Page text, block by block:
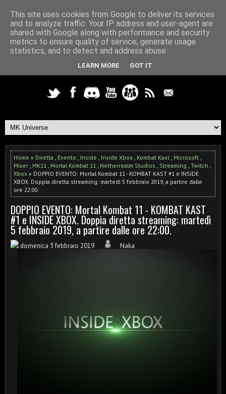
Home » Diretta , Evento , Inside , Inside Xbox , Kombat Kast , Microsoft ,
Mixer , MK11 , Mortal Kombat 11 , Netherrealm Studios , Streaming , Twitch ,
Xbox » DOPPIO EVENTO: Mortal Kombat 11 - KOMBAT KAST #1 e INSIDE
XBOX. Doppia diretta streaming: martedì 5 febbraio 2019, a partire dalle
ore 22:00.
DOPPIO EVENTO: Mortal Kombat 11 - KOMBAT KAST
#1 e INSIDE XBOX. Doppia diretta streaming: martedì
5 febbraio 2019, a partire dalle ore 22:00.
domenica 3 febbraio 2019 Naka
This site uses cookies from Google to deliver its services
and to analyze traffic. Your IP address and user-agent are
shared with Google along with performance and security
metrics to ensure quality of service, generate usage
statistics, and to detect and address abuse.
LEARN MORE GOT IT